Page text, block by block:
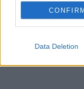
Data Deletion
prématurées,